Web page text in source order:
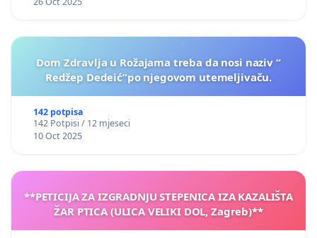
Dom Zdravlja u Rožajama treba da nosi naziv “
Redžep Dedeić”po njegovom utemeljivaču.
142 potpisa
142 Potpisi / 12 mjeseci
10 Oct 2025
**PETICIJA ZA IZGRADNJU STEPENICA IZA KAZALIŠTA
ŽAR PTICA (ULICA VELIKI DOL, Zagreb)**